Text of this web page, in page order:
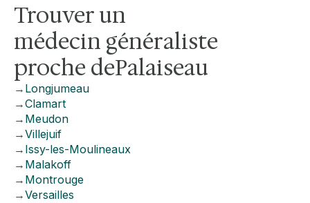
Trouver un
médecin généraliste
proche dePalaiseau
→ Longjumeau
→Clamart
→ Meudon
→Villejuif
→ Issy-les-Moulineaux
→ Malakoff
→ Montrouge
→Versailles